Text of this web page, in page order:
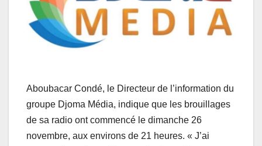
Aboubacar Condé, le Directeur de l’information du
groupe Djoma Média, indique que les brouillages
de sa radio ont commencé le dimanche 26
novembre, aux environs de 21 heures. « J’ai